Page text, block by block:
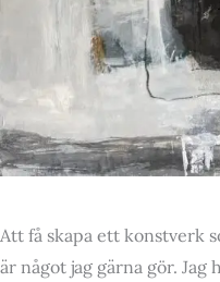
Att få skapa ett konstverk
är något jag gärna gör.